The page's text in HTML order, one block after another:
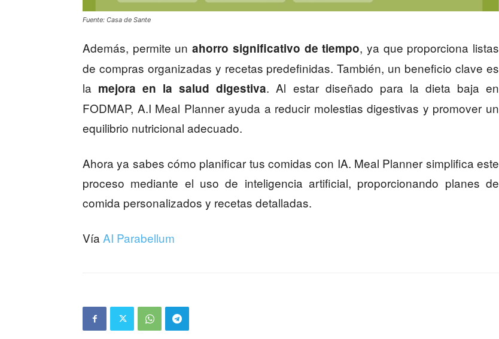
Fuente: Casa de Sante
Además, permite unahorro significativo de tiempo, ya que proporciona listas
de compras organizadas y recetas predefinidas. También, un beneficio clave es
la mejora en la salud digestiva. Al estar diseñado para la dieta baja en
FODMAP, A.I Meal Planner ayuda a reducir molestias digestivas y promover un
equilibrio nutricional adecuado.
Ahora ya sabes cómo planificar tus comidas con IA. Meal Planner simplifica este
proceso mediante el uso de inteligencia artificial, proporcionando planes de
comida personalizados y recetas detalladas.
Vía AI Parabellum